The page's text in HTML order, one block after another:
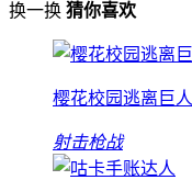
换一换 猜你喜欢
樱花校园逃离巨人
射击枪战